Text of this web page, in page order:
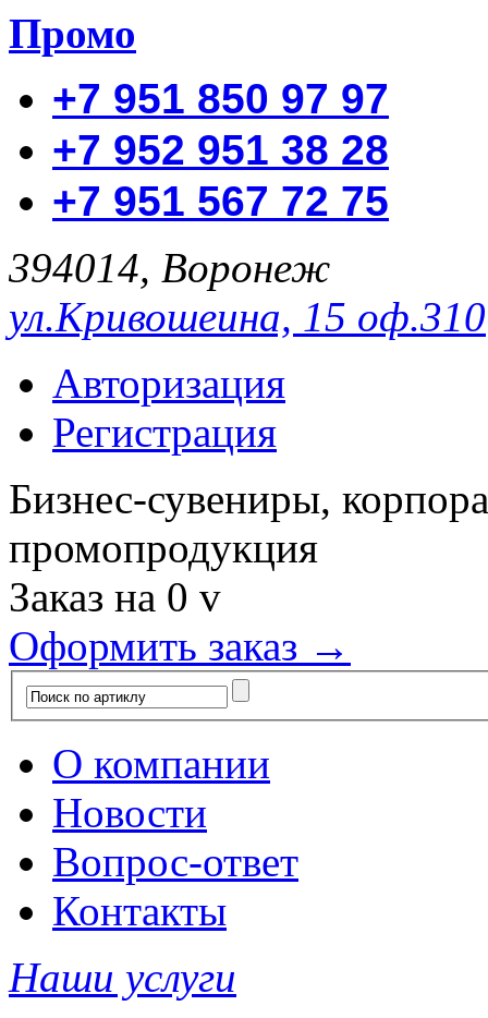
Промо
+7 951 850 97 97
+7 952 951 38 28
+7 951 567 72 75
394014, Воронеж
ул.Кривошеина, 15 оф.310
Авторизация
Регистрация
Бизнес-сувениры,
промопродукция
Заказ на 0 v
Оформить заказ →
О компании
Новости
Вопрос-ответ
Контакты
Наши услуги